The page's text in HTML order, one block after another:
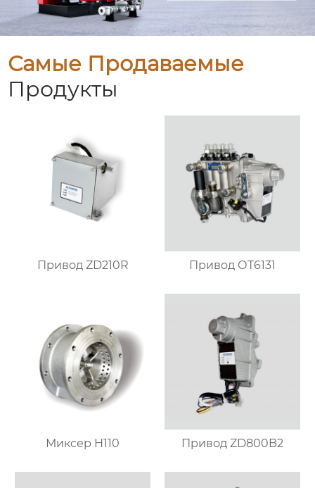
Самые Продаваемые
Продукты
Привод ZD210R Привод ОТ6131
Миксер H110 Привод ZD800B2